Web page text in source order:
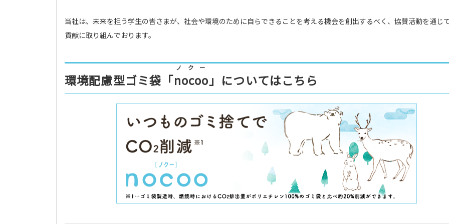
当社は、未来を担う学生の皆さまが、社会や環境のために自らできることを考える機会を創出するべく、協賛活動を通じ
貢献に取り組んでおります。
環境配慮型ゴミ袋「nocoo
ノクー
」についてはこちら